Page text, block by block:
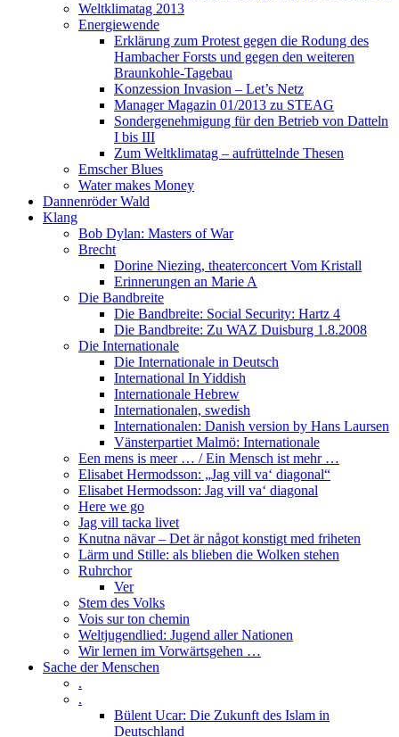
Weltklimatag 2013
Energiewende
Erklärung zum Protest gegen die Rodung des
Hambacher Forsts und gegen den weiteren
Braunkohle-Tagebau
Konzession Invasion – Let’s Netz
Manager Magazin 01/2013 zu STEAG
Sondergenehmigung für den Betrieb von Datteln
I bis III
Zum Weltklimatag – aufrüttelnde Thesen
Emscher Blues
Water makes Money
Dannenröder Wald
Klang
Bob Dylan: Masters of War
Brecht
Dorine Niezing, theaterconcert Vom Kristall
Erinnerungen an Marie A
Die Bandbreite
Die Bandbreite: Social Security: Hartz 4
Die Bandbreite: Zu WAZ Duisburg 1.8.2008
Die Internationale
Die Internationale in Deutsch
International In Yiddish
Internationale Hebrew
Internationalen, swedish
Internationalen: Danish version by Hans Laursen
Vänsterpartiet Malmö: Internationale
Een mens is meer … / Ein Mensch ist mehr …
Elisabet Hermodsson: „Jag vill va‘ diagonal“
Elisabet Hermodsson: Jag vill va‘ diagonal
Here we go
Jag vill tacka livet
Knutna nävar – Det är något konstigt med friheten
Lärm und Stille: als blieben die Wolken stehen
Ruhrchor
Ver
Stem des Volks
Vois sur ton chemin
Weltjugendlied: Jugend aller Nationen
Wir lernen im Vorwärtsgehen …
Sache der Menschen
.
.
Bülent Ucar: Die Zukunft des Islam in
Deutschland